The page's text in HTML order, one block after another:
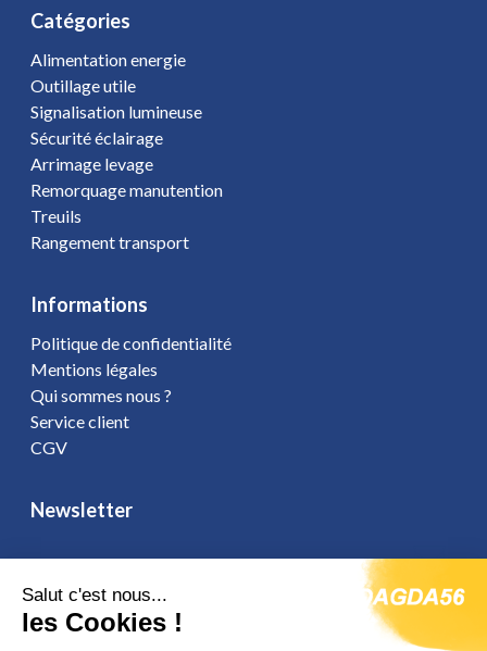
Catégories
Alimentation energie
Outillage utile
Signalisation lumineuse
Sécurité éclairage
Arrimage levage
Remorquage manutention
Treuils
Rangement transport
Informations
Politique de confidentialité
Mentions légales
Qui sommes nous ?
Service client
CGV
Newsletter
Vous affirmez avoir pris connaissance de notre
politique de
. Vous disposez d'un droit d'accès, de rectification et
Salut c'est nous...
les Cookies !